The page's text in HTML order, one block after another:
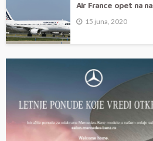
Air France opet na
15 juna, 2020